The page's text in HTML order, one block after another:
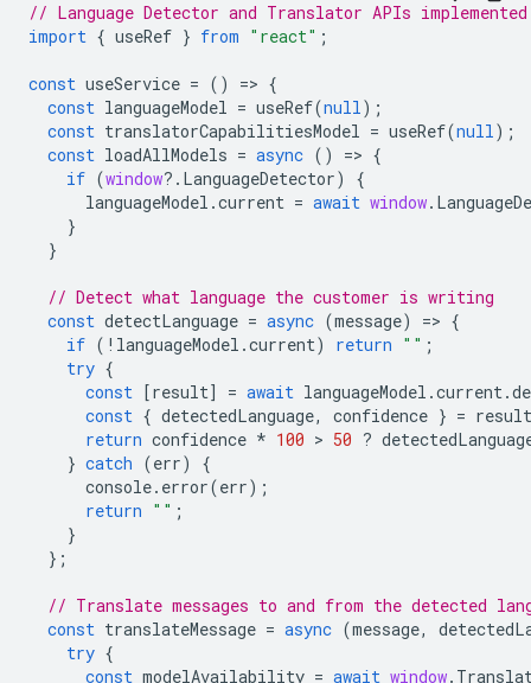
// Language Detector and Translator APIs
import { useRef } from "react" ;
const useService = () => {
const languageModel = useRef(null);
const translatorCapabilitiesModel = useRef(null);
const loadAllModels = async () => {
if (window? . LanguageDetector)
{
languageModel .current = await window.
}
}
// Detect what language the customer is writing
const detectLanguage = async (message) => {
if ( ! languageModel .current) return "" ;
try {
const [result] = await languageModel .current.
const { detectedLanguage, confidence } = result
return confidence * 100 > 50 ?
} catch (err)
{
console. error(err);
return "" ;
}
};
// Translate messages to and from the detected
const translateMessage = async (message,
try {
const modelAvailability = await window.